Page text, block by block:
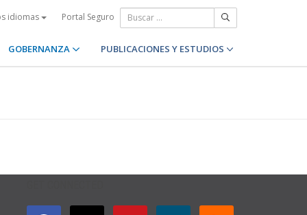
idiomas Portal Seguro
GOBERNANZA PUBLICACIONES Y ESTUDIOS